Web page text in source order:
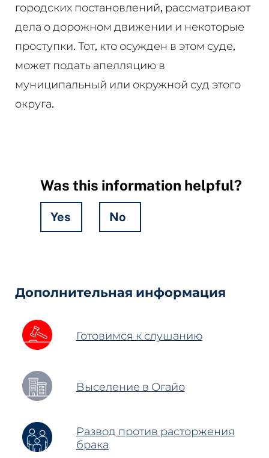
городских постановлений, рассматривают
дела о дорожном движении и некоторые
проступки. Тот, кто осужден в этом суде,
может подать апелляцию в
муниципальный или окружной суд этого
округа.
Was this information helpful?
Yes No
Дополнительная информация
Готовимся к слушанию
Выселение в Огайо
Развод против расторжения
брака